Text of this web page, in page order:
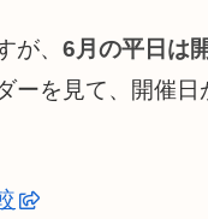
が、 6月の平日は
ーを見て、開催日